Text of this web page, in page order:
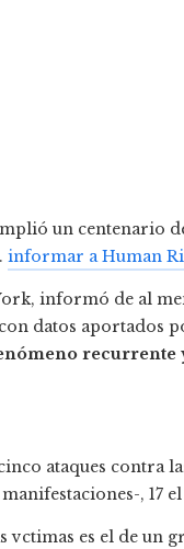
un centenario
informar a Human
informó de al
datos aportados
recurrente
ataques contra
, 17
es el de un